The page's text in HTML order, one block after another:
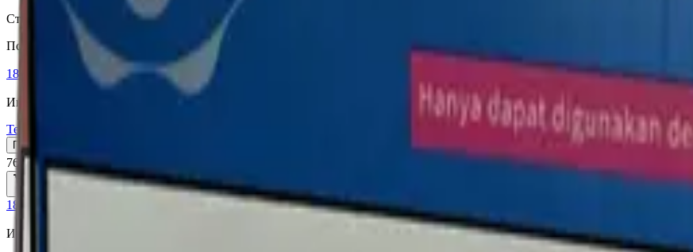
Стики TEREA Bronze для IQOS ILUMA — насыщенный табачный вкус с древесными и карамельными нотами — Индонезия.
Похожие товары
18+ Мне исполнилось 18 лет
Индонезия (ID)
Terea Green ID
Пачка
760 ₽
18+
Индонезия (ID)